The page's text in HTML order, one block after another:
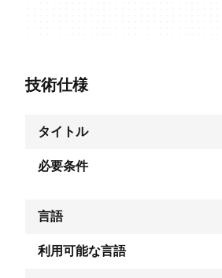
技術仕様
タイトル
必要条件
言語
利用可能な言語